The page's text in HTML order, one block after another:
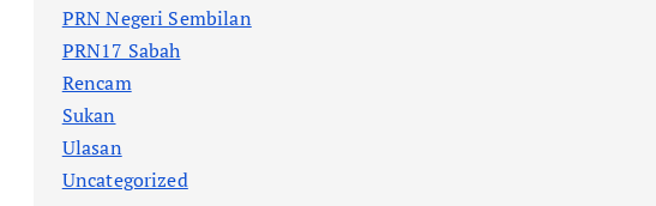
PRN Negeri Sembilan
PRN17 Sabah
Rencam
Sukan
Ulasan
Uncategorized